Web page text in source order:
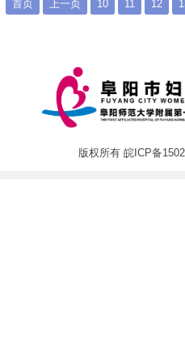
首页 上一页 10 11 12
版权所有 皖ICP备